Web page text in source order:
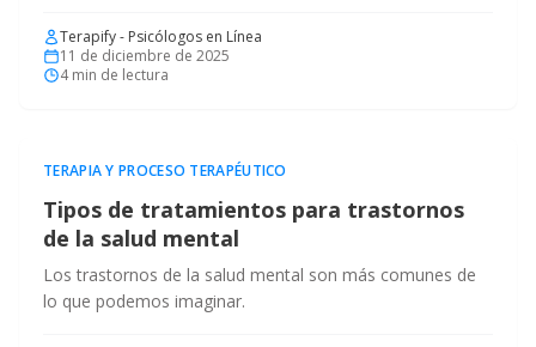
Terapify - Psicólogos en Línea
11 de diciembre de 2025
4min de lectura
TERAPIA Y PROCESO TERAPÉUTICO
Tipos de tratamientos para trastornos
de la salud mental
Los trastornos de la salud mental son más comunes de
lo que podemos imaginar.